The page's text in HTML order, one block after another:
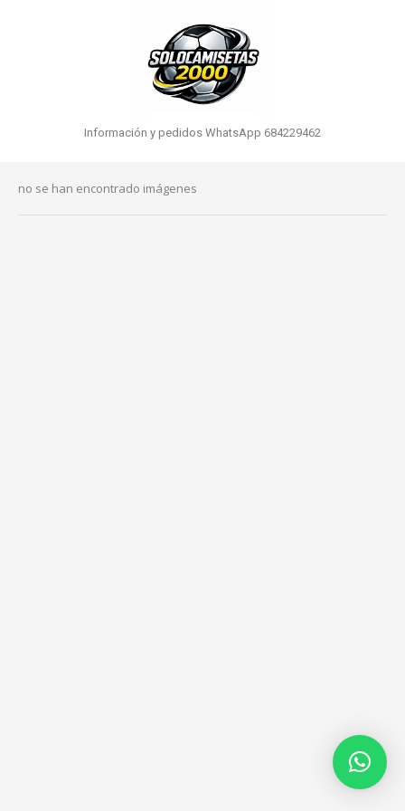
Información y pedidos WhatsApp 684229462
no se han encontrado imágenes